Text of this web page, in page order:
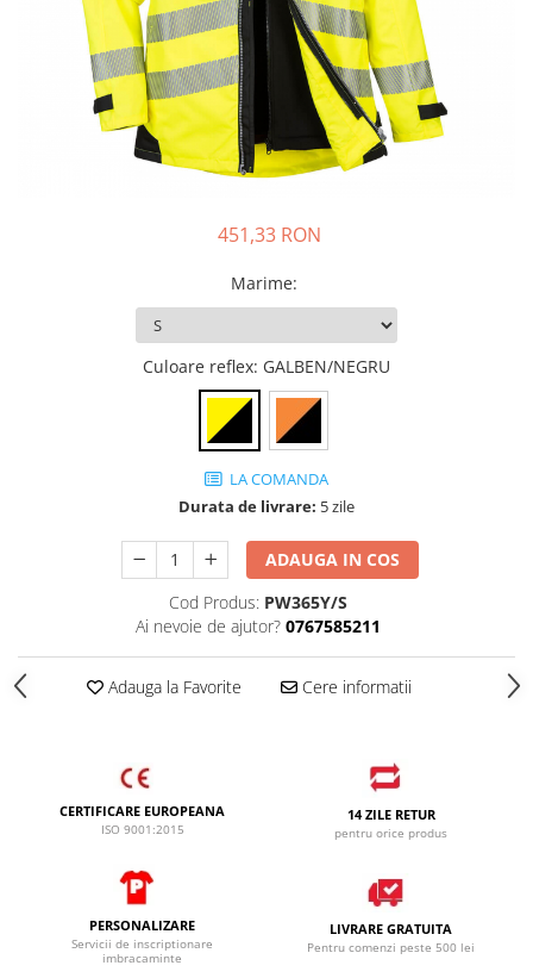
JACHETE DE LUCRU
PANTALONI DE LUCRU
JACHETE VATUITE
INDUSTRIA ALIMENTARA
GENUNCHIERE
451,33 RON
Marime:
Culoare reflex: GALBEN/NEGRU
LA COMANDA
Durata de livrare: 5 zile
ADAUGA IN COS
Cod Produs: PW365Y/S
Ai nevoie de ajutor? 0767585211
Adauga la Favorite Cere informatii
CERTIFICARE EUROPEANA
ISO 9001:2015
14 ZILE RETUR
pentru orice produs
PERSONALIZARE
Servicii de inscriptionare
imbracaminte
LIVRARE GRATUITA
Pentru comenzi peste 500 lei